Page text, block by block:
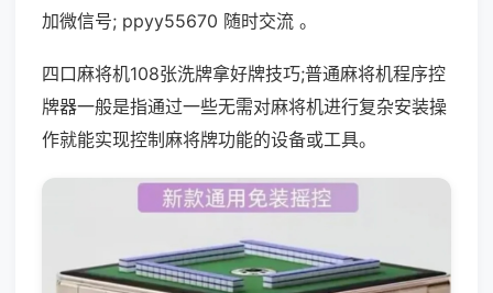
加微信号; ppyy55670 随时交流 。
四口麻将机108张洗牌拿好牌技巧;普通麻将机程序控
牌器一般是指通过一些无需对麻将机进行复杂安装操
作就能实现控制麻将牌功能的设备或工具。